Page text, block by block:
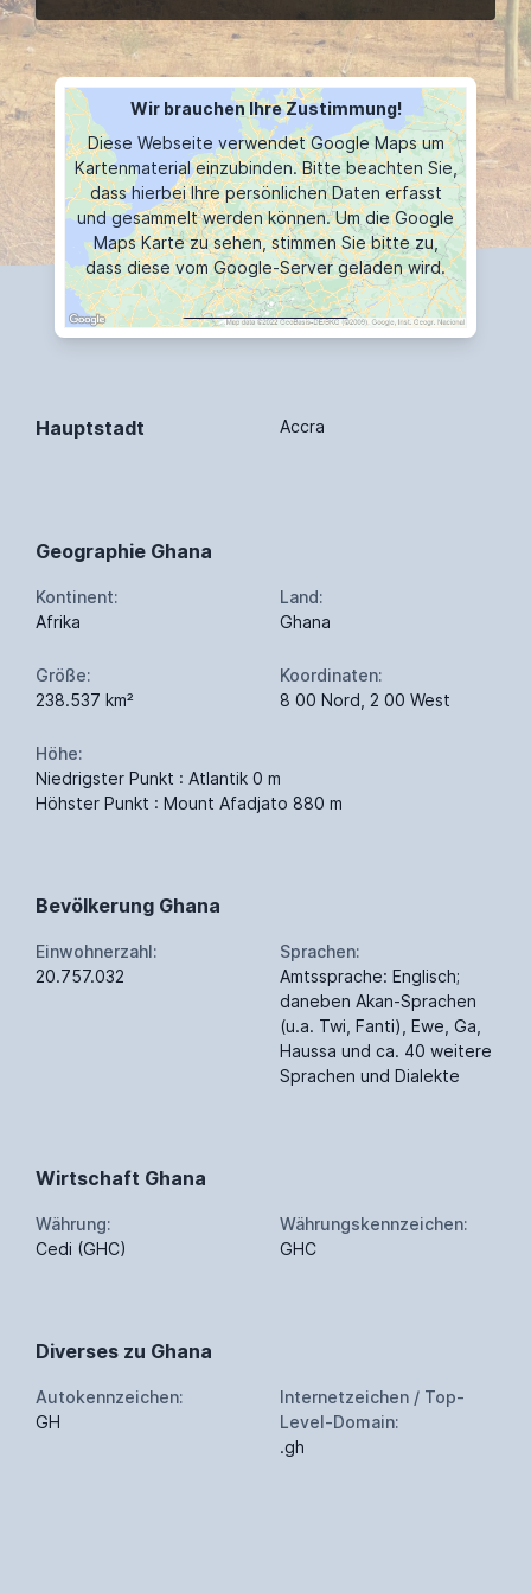
Wir brauchen Ihre Zustimmung!
Diese Webseite verwendet Google Maps um
Kartenmaterial einzubinden. Bitte beachten Sie,
dass hierbei Ihre persönlichen Daten erfasst
und gesammelt werden können. Um die Google
Maps Karte zu sehen, stimmen Sie bitte zu,
dass diese vom Google-Server geladen wird.
MAP ANZEIGEN
Hauptstadt Accra
Geographie Ghana
Kontinent:
Afrika
Land:
Ghana
Größe:
238.537 km²
Koordinaten:
8 00 Nord, 2 00 West
Höhe:
Niedrigster Punkt : Atlantik 0 m
Höhster Punkt : Mount Afadjato 880 m
Bevölkerung Ghana
Einwohnerzahl:
20.757.032
Sprachen:
Amtssprache: Englisch;
daneben Akan-Sprachen
(u.a. Twi, Fanti), Ewe, Ga,
Haussa und ca. 40 weitere
Sprachen und Dialekte
Wirtschaft Ghana
Währung:
Cedi (GHC)
Währungskennzeichen:
GHC
Diverses zu Ghana
Autokennzeichen:
GH
Internetzeichen / Top-
Level-Domain:
.gh